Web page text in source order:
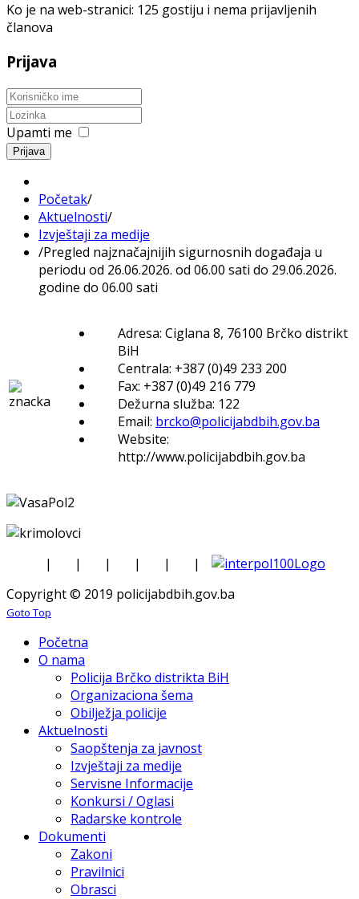
Ko je na web-stranici: 125 gostiju i nema prijavljenih
članova
Prijava
Upamti me
Prijava
Početak/
Aktuelnosti/
Izvještaji za medije
/Pregled najznačajnijih sigurnosnih događaja u
periodu od 26.06.2026. od 06.00 sati do 29.06.2026.
godine do 06.00 sati
Adresa: Ciglana 8, 76100 Brčko distrikt
BiH
Centrala: +387 (0)49 233 200
Fax: +387 (0)49 216 779
Dežurna služba: 122
Email: brcko@policijabdbih.gov.ba
Website:
http://www.policijabdbih.gov.ba
| | | | |
|
Copyright © 2019 policijabdbih.gov.ba
Goto Top
Početna
O nama
Policija Brčko distrikta BiH
Organizaciona šema
Obilježja policije
Aktuelnosti
Saopštenja za javnost
Izvještaji za medije
Servisne Informacije
Konkursi / Oglasi
Radarske kontrole
Dokumenti
Zakoni
Pravilnici
Obrasci